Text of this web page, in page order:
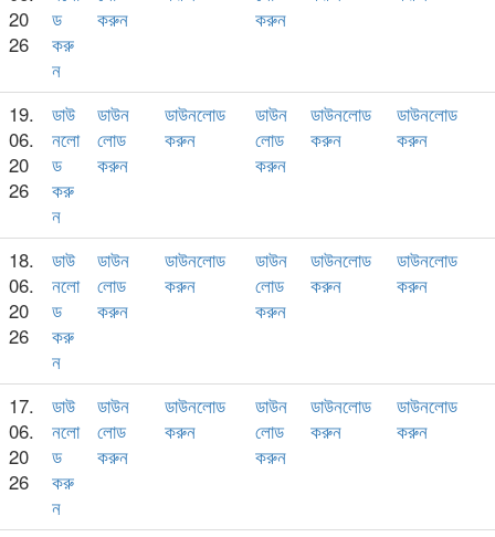
20
26
ড
করু
ন
করুন
করুন
19.
06.
20
26
ডাউ
নলো
ড
করু
ন
ডাউন
লোড
করুন
ডাউনলোড
করুন
ডাউন
লোড
করুন
ডাউনলোড
করুন
ডাউনলোড
করুন
18.
06.
20
26
ডাউ
নলো
ড
করু
ন
ডাউন
লোড
করুন
ডাউনলোড
করুন
ডাউন
লোড
করুন
ডাউনলোড
করুন
ডাউনলোড
করুন
17.
06.
20
26
ডাউ
নলো
ড
করু
ন
ডাউন
লোড
করুন
ডাউনলোড
করুন
ডাউন
লোড
করুন
ডাউনলোড
করুন
ডাউনলোড
করুন